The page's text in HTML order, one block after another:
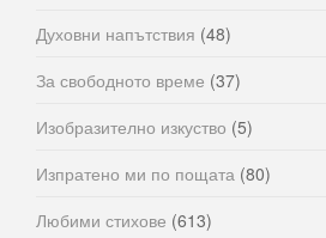
Духовни напътствия (48)
За свободното време (37)
Изобразително изкуство (5)
Изпратено ми по пощата (80)
Любими стихове (613)